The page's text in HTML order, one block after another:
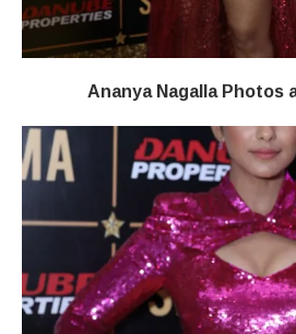
Ananya Nagalla Photos